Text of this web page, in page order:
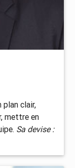
plan clair,
mettre en
Sa devise :